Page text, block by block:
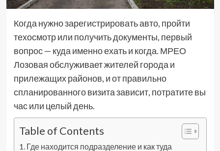
Когда нужно зарегистрировать авто, пройти
техосмотр или получить документы, первый
вопрос — куда именно ехать и когда. МРЕО
Лозовая обслуживает жителей города и
прилежащих районов, и от правильно
спланированного визита зависит, потратите вы
час или целый день.
Table of Contents
Где находится подразделение и как туда